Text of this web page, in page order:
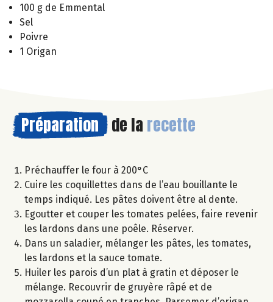
100 g de Emmental
Sel
Poivre
1 Origan
Préparation de la recette
Préchauffer le four à 200°C
Cuire les coquillettes dans de l’eau bouillante le
temps indiqué. Les pâtes doivent être al dente.
Egoutter et couper les tomates pelées, faire revenir
les lardons dans une poêle. Réserver.
Dans un saladier, mélanger les pâtes, les tomates,
les lardons et la sauce tomate.
Huiler les parois d’un plat à gratin et déposer le
mélange. Recouvrir de gruyère râpé et de